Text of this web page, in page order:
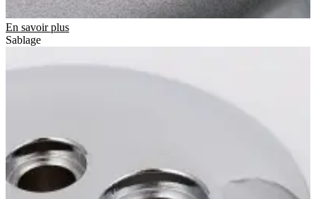
En savoir plus
Sablage